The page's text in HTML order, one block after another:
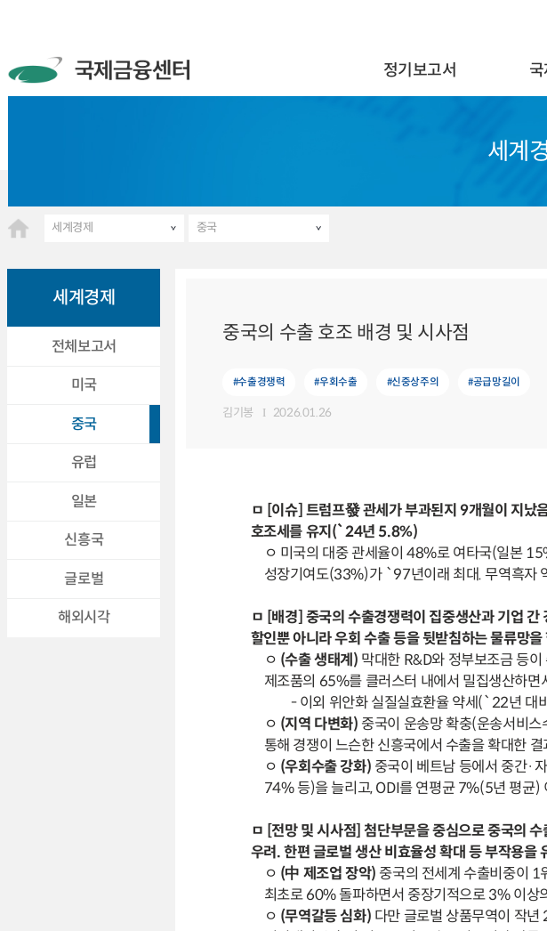
정기보고서
세계
세계경제 중국
세계경제
전체보고서
미국
중국
유럽
일본
신흥국
글로벌
해외시각
중국의 수출 호조 배경 및 시사점
#수출경쟁력 #우회수출 #신중상주의 #공급망길이
김기봉 2026.01.26
ㅁ [이슈] 트럼프發 관세가 부과된지 9개월이 지
호조세를 유지(`24년 5.8%)
ㅇ 미국의 대중 관세율이 48%로 여타국(일본
성장기여도(33%)가 `97년이래 최대. 무역흑자
ㅁ [배경] 중국의 수출경쟁력이 집중생산과 기업
할인뿐 아니라 우회 수출 등을 뒷받침하는 물류망을
ㅇ (수출 생태계) 막대한 R&D와 정부보조금 등
제조품의 65%를 클러스터 내에서 밀집생산하면
- 이외 위안화 실질실효환율 약세(`22년 대
ㅇ (지역 다변화) 중국이 운송망 확충(운송서비
통해 경쟁이 느슨한 신흥국에서 수출을 확대한
ㅇ (우회수출 강화) 중국이 베트남 등에서 중간
74% 등)을 늘리고, ODI를 연평균 7%(5년 평균)
ㅁ [전망 및 시사점] 첨단부문을 중심으로 중국의
우려. 한편 글로벌 생산 비효율성 확대 등 부작용을
ㅇ (中 제조업 장악) 중국의 전세계 수출비중이 1
최초로 60% 돌파하면서 중장기적으로 3% 이상
ㅇ (무역갈등 심화) 다만 글로벌 상품무역이 작